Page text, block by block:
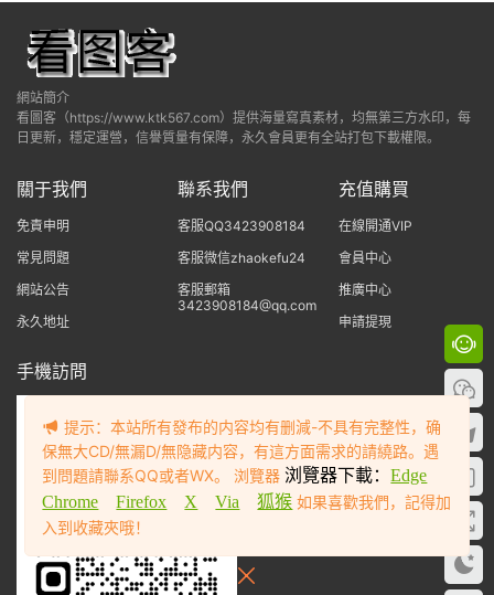
網站簡介
看圖客（https://www.ktk567.com）提供海量寫真素材，均無第三方水印，每
日更新，穩定運營，信譽質量有保障，永久會員更有全站打包下載權限。
關于我們
免責申明
常見問題
網站公告
永久地址
聯系我們
客服QQ3423908184
客服微信zhaokefu24
客服郵箱
3423908184@qq.com
充值購買
在線開通VIP
會員中心
推廣中心
申請提現
手機訪問
提示：本站所有發布的内容均有删減-不具有完整性，确
保無大CD/無漏D/無隐藏内容，有這方面需求的請繞路。遇
到問題請聯系QQ或者WX。 浏覽器 浏覽器下載：Edge
Chrome
Firefox X Via 狐猴 如果喜歡我們，記得加
入到收藏夾哦！